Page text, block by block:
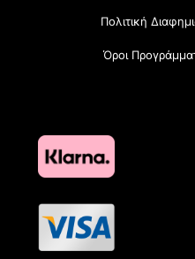
Πολιτική
Όροι